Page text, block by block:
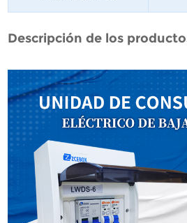
Descripción de los